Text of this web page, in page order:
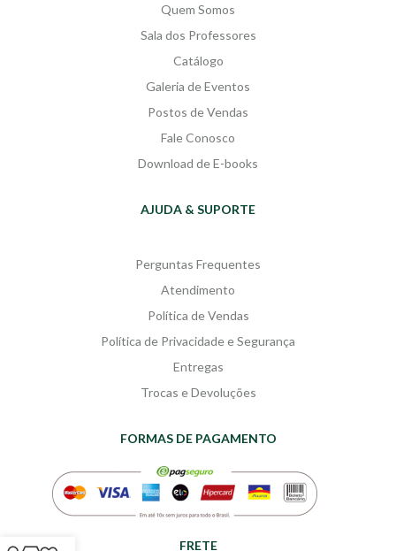
Quem Somos
Sala dos Professores
Catálogo
Galeria de Eventos
Postos de Vendas
Fale Conosco
Download de E-books
AJUDA & SUPORTE
Perguntas Frequentes
Atendimento
Política de Vendas
Política de Privacidade e Segurança
Entregas
Trocas e Devoluções
FORMAS DE PAGAMENTO
FRETE